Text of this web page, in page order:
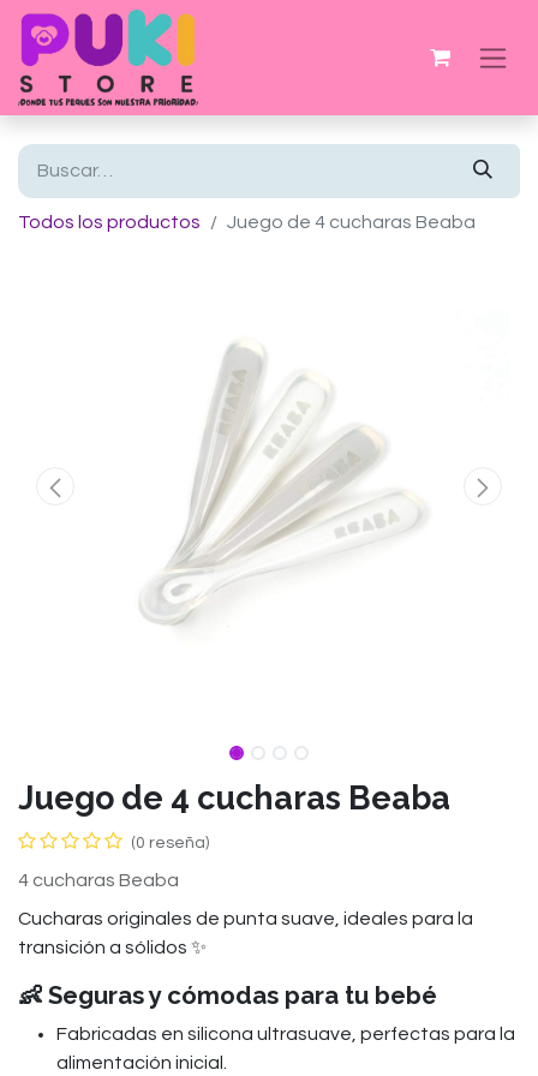
Todos los productos Juego de 4 cucharas Beaba
Juego de 4 cucharas Beaba
(0 reseña)
4 cucharas Beaba
Cucharas originales de punta suave, ideales para la
transición a sólidos ✨
👶 Seguras y cómodas para tu bebé
Fabricadas en silicona ultrasuave, perfectas para la
alimentación inicial.